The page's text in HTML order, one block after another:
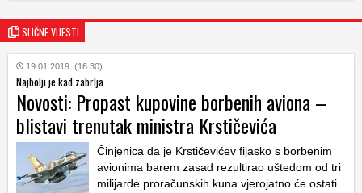
SLIČNE VIJESTI
19.01.2019. (16:30)
Najbolji je kad zabrlja
Novosti: Propast kupovine borbenih aviona –
blistavi trenutak ministra Krstičevića
Činjenica da je Krstičevićev fijasko s borbenim
avionima barem zasad rezultirao uštedom od tri
milijarde proračunskih kuna vjerojatno će ostati